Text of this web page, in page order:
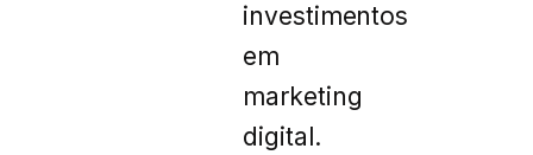
investimentos
em
marketing
digital.